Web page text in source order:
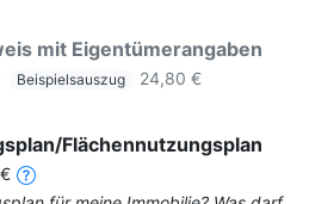
mit Eigentümerangaben
Beispielsauszug
24,80 €
Flächennutzungsplan